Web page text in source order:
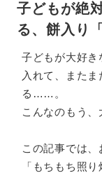
子どもが絶
る、餅入り
子どもが大好き
入れて、また
る……。
こんなのもう、
この記事では
「もちもち照